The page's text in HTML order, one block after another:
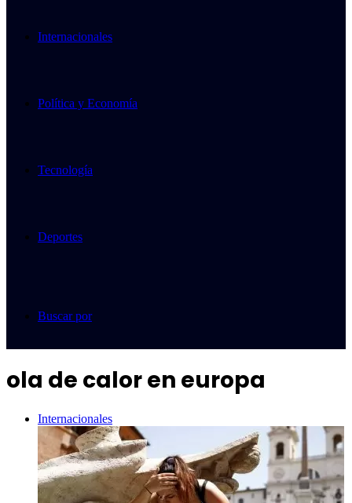
Internacionales
Política y Economía
Tecnología
Deportes
Buscar por
ola de calor en europa
Internacionales